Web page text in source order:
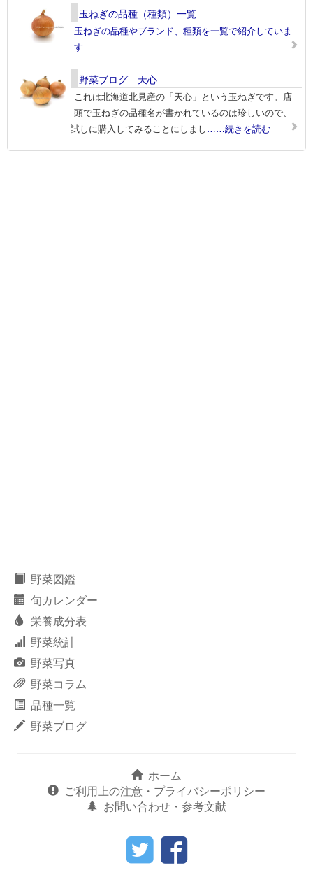
玉ねぎの品種（種類）一覧
玉ねぎの品種やブランド、種類を一覧で紹介していま
す
野菜ブログ 天心
これは北海道北見産の「天心」という玉ねぎです。店
頭で玉ねぎの品種名が書かれているのは珍しいので、
試しに購入してみることにしまし……続きを読む
野菜図鑑
旬カレンダー
栄養成分表
野菜統計
野菜写真
野菜コラム
品種一覧
野菜ブログ
ホーム
ご利用上の注意・プライバシーポリシー
お問い合わせ・参考文献